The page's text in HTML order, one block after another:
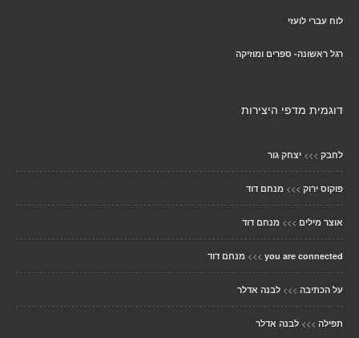
לוח עברי לועזי
רגל ראשונה- ספרים ומוזיקה
דוגמית מדפי היצירות
לחבק >>> יצחק גור
פוקוס ירוק >>> מנחם דוד
אוצר מילים >>> מנחם דוד
you are connected
>>> מנחם דוד
על הכתיבה >>> לבנה אדלר
תפילה >>> לבנה אדלר